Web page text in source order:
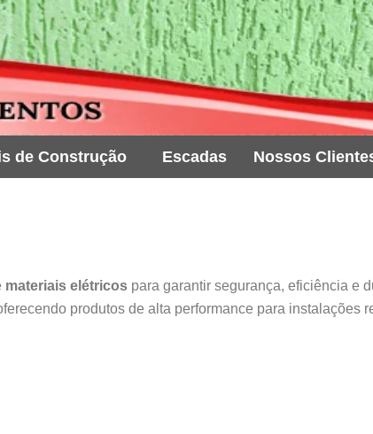
de Construção Escadas Nossos
materiais elétricos para garantir segurança, eficiência e
produtos de alta performance para instalações